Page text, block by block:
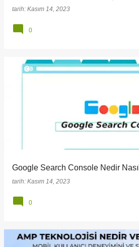
tarih: Kasım 14, 2023
0
Google Search Console Nedir
tarih: Kasım 14, 2023
0